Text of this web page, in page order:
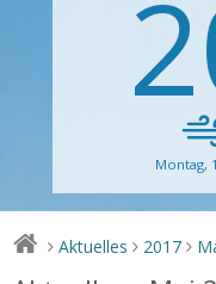
Montag,
> Aktuelles > 2017 >